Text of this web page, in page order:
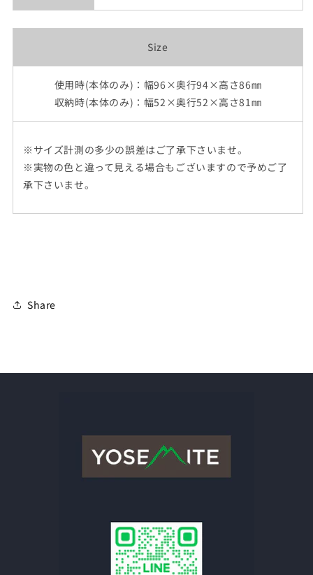
Size
使用時(本体のみ)：幅96×奥行94×高さ86㎜
収納時(本体のみ)：幅52×奥行52×高さ81㎜
※サイズ計測の多少の誤差はご了承下さいませ。
※実物の色と違って見える場合もございますので予めご了
承下さいませ。
Share